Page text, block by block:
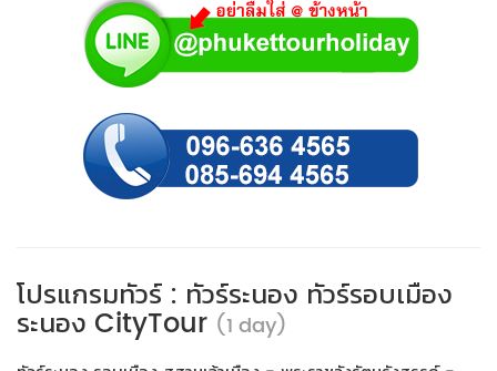
โปรแกรมทัวร์ : ทัวร์ระนอง ทัวร์รอบเมือง
ระนอง CityTour (1 day)